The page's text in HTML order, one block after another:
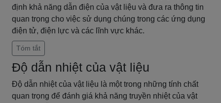
định khả năng dẫn điện của vật liệu và đưa ra thông tin
quan trọng cho việc sử dụng chúng trong các ứng dụng
điện tử, điện lực và các lĩnh vực khác.
Tóm tắt
Độ dẫn nhiệt của vật liệu
Độ dẫn nhiệt của vật liệu là một trong những tính chất
quan trọng để đánh giá khả năng truyền nhiệt của vật